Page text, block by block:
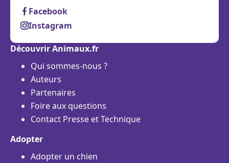
Facebook
Instagram
Découvrir Animaux.fr
Qui sommes-nous ?
Auteurs
Partenaires
Foire aux questions
Contact Presse et Technique
Adopter
Adopter un chien